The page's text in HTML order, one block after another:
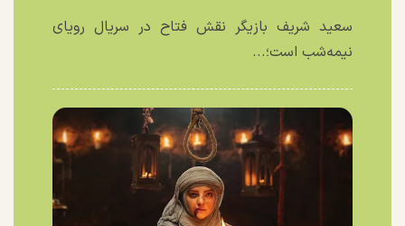
سعید شریف بازیگر نقش فتاح در سریال رویای
نیمه‌شب است؛...